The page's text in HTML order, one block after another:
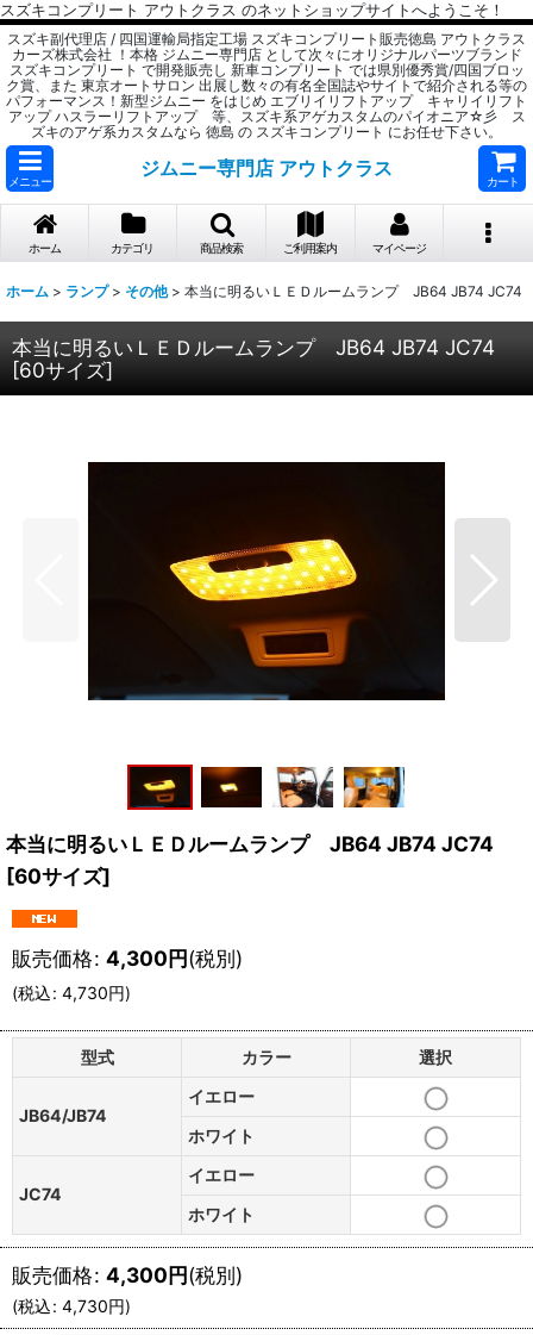
スズキコンプリート アウトクラス のネットショップサイトへようこそ！
スズキ副代理店 / 四国運輸局指定工場 スズキコンプリート販売徳島 アウトクラス
カーズ株式会社 ！本格 ジムニー専門店 として次々にオリジナルパーツブランド
スズキコンプリート で開発販売し 新車コンプリート では県別優秀賞/四国ブロッ
ク賞、また 東京オートサロン 出展し数々の有名全国誌やサイトで紹介される等の
パフォーマンス！新型ジムニー をはじめ エブリイリフトアップ キャリイリフト
アップ ハスラーリフトアップ 等、スズキ系アゲカスタムのパイオニア☆彡 ス
ズキのアゲ系カスタムなら 徳島 の スズキコンプリート にお任せ下さい。
メニュー
ジムニー専門店 アウトクラス
カート
ホーム カテゴリ 商品検索 ご利用案内 マイページ
ホーム > ランプ > その他 > 本当に明るいＬＥＤルームランプ JB64 JB74 JC74
本当に明るいＬＥＤルームランプ JB64 JB74 JC74
[60サイズ]
本当に明るいＬＥＤルームランプ JB64 JB74 JC74
[60サイズ]
販売価格: 4,300円(税別)
(税込: 4,730円)
型式 カラー 選択
JB64/JB74
イエロー
ホワイト
JC74
イエロー
ホワイト
販売価格: 4,300円(税別)
(税込: 4,730円)